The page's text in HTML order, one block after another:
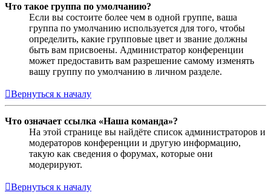
Что такое группа по умолчанию?
Если вы состоите более чем в одной группе, ваша
группа по умолчанию используется для того, чтобы
определить, какие групповые цвет и звание должны
быть вам присвоены. Администратор конференции
может предоставить вам разрешение самому изменять
вашу группу по умолчанию в личном разделе.
Вернуться к началу
Что означает ссылка «Наша команда»?
На этой странице вы найдёте список администраторов и
модераторов конференции и другую информацию,
такую как сведения о форумах, которые они
модерируют.
Вернуться к началу